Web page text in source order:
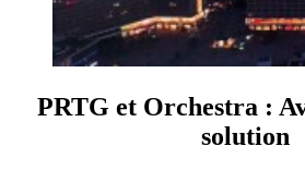
PRTG et Orchestra :
solution